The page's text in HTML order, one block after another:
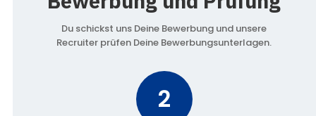
Du schickst uns Deine Bewerbung und unsere
Recruiter prüfen Deine Bewerbungsunterlagen.
2